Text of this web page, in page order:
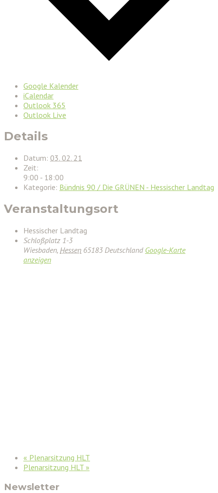
Google Kalender
iCalendar
Outlook 365
Outlook Live
Details
Datum: 03. 02. 21
Zeit:
9:00 - 18:00
Kategorie: Bündnis 90 / Die GRÜNEN - Hessischer Landtag
Veranstaltungsort
Hessischer Landtag
Schloßplatz 1-3
Wiesbaden, Hessen 65183 Deutschland Google-Karte
anzeigen
« Plenarsitzung HLT
Plenarsitzung HLT »
Newsletter